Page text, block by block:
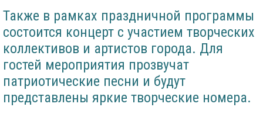
Также в рамках праздничной программы
состоится концерт с участием творческих
коллективов и артистов города. Для
гостей мероприятия прозвучат
патриотические песни и будут
представлены яркие творческие номера.